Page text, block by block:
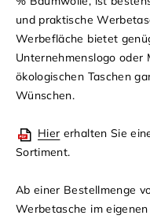
und praktische
Werbefläche bietet
Unternehmenslogo oder
ökologischen Taschen
Wünschen.
Hier erhalten Sie
Sortiment.
Ab einer Bestellmenge
Werbetasche im